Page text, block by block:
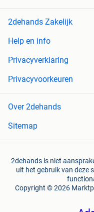
2dehands Zakelijk
Help en info
Privacyverklaring
Privacyvoorkeuren
Over 2dehands
Sitemap
2dehands is niet
uit het gebruik van deze
Copyright © 2026